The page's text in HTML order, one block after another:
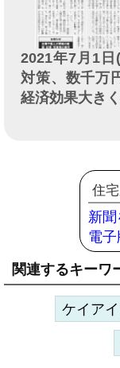
2021年7月1
対策、数千万
経済効果大きく
住
新
電
関連するキーワ
ケイア